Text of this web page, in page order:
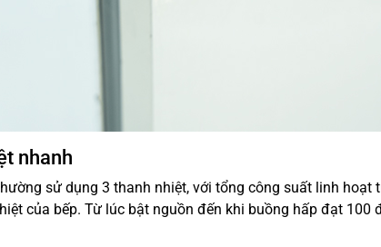
nhanh
sử dụng 3 thanh nhiệt, với tổng công suất linh hoạt
của bếp. Từ lúc bật nguồn đến khi buồng hấp đạt 100